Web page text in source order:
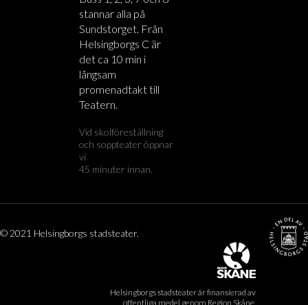
stannar alla på
Sundstorget. Från
Helsingborgs C är
det ca 10 min i
långsam
promenadtakt till
Teatern.
Vid skolföreställning
och soppteater öppnar
vi
45 minuter innan.
© 2021 Helsingborgs stadsteater.
Helsingborgs stadsteater är finansierad av
offentliga medel genom Region Skåne.